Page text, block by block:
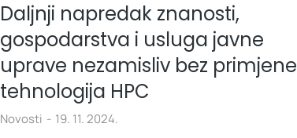
Daljnji napredak znanosti,
gospodarstva i usluga javne
uprave nezamisliv bez primjene
tehnologija HPC
Novosti 19. 11. 2024.